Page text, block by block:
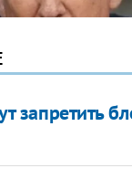
запретить